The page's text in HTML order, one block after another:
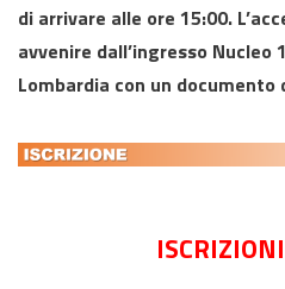
di arrivare alle ore 15:00.
avvenire dall’ingresso Nucleo
Lombardia con un